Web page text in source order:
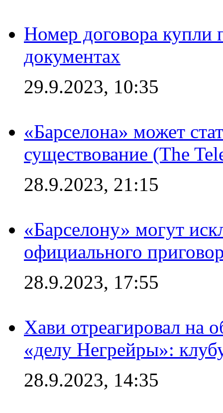
Номер договора купли
документах
29.9.2023, 10:35
«Барселона» может
существование (The
28.9.2023, 21:15
«Барселону» могут
официального
28.9.2023, 17:55
Хави отреагировал на
«делу Негрейры»:
28.9.2023, 14:35